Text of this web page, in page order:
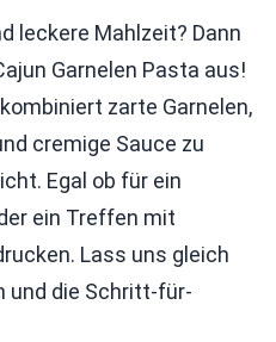
leckere Mahlzeit? Dann
Garnelen Pasta aus!
zarte Garnelen,
cremige Sauce zu
Egal ob für ein
ein Treffen mit
Lass uns gleich
und die Schritt-für-